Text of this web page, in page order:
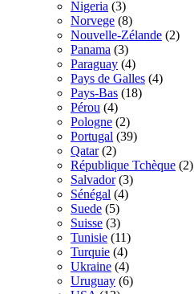
Nigeria (3)
Norvege (8)
Nouvelle-Zélande (2)
Panama (3)
Paraguay (4)
Pays de Galles (4)
Pays-Bas (18)
Pérou (4)
Pologne (2)
Portugal (39)
Qatar (2)
République Tchèque (2)
Salvador (3)
Sénégal (4)
Suede (5)
Suisse (3)
Tunisie (11)
Turquie (4)
Ukraine (4)
Uruguay (6)